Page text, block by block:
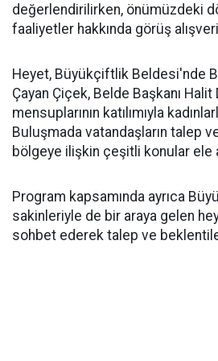
değerlendirilirken, önümüzdeki
faaliyetler hakkında görüş
Heyet, Büyükçiftlik Beldesi'nde
Çayan Çiçek, Belde Başkanı
mensuplarının katılımıyla
Buluşmada vatandaşların talep
bölgeye ilişkin çeşitli konular ele
Program kapsamında ayrıca
sakinleriyle de bir araya gelen
sohbet ederek talep ve